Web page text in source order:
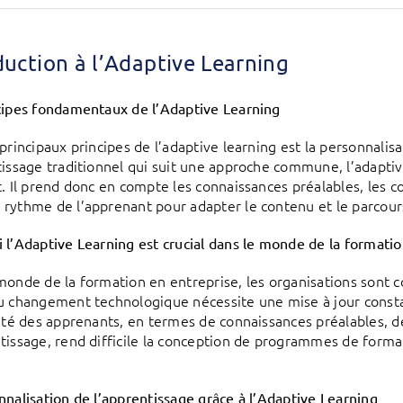
à l’Adaptive Learning
fondamentaux de l’Adaptive Learning
principaux principes de l’adaptive learning est la
traditionnel qui suit une approche commune,
prend donc en compte les connaissances préalables, les
de l’apprenant pour adapter le contenu et le
l’Adaptive Learning est crucial dans le monde de la
de la formation en entreprise, les organisations sont
changement technologique nécessite une mise à jour
des apprenants, en termes de connaissances préalables,
rend difficile la conception de programmes de
de l’apprentissage grâce à l’Adaptive Learning